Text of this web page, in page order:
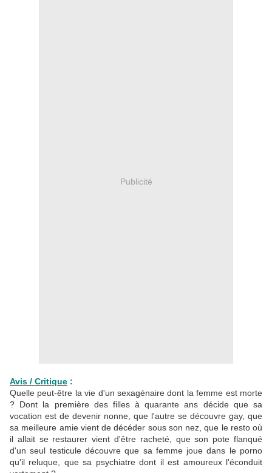
Publicité
Avis / Critique :
Quelle peut-être la vie d'un sexagénaire dont la femme est morte
? Dont la première des filles à quarante ans décide que sa
vocation est de devenir nonne, que l'autre se découvre gay, que
sa meilleure amie vient de décéder sous son nez, que le resto où
il allait se restaurer vient d'être racheté, que son pote flanqué
d'un seul testicule découvre que sa femme joue dans le porno
qu'il reluque, que sa psychiatre dont il est amoureux l'éconduit